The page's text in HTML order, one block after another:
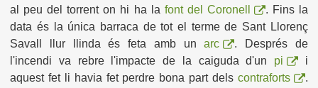
al peu del torrent on hi ha la font del Coronell
. Fins la
data és la única barraca de tot el terme de Sant Llorenç
Savall llur llinda és feta amb unarc
. Després de
l'incendi va rebre l'impacte de la caiguda d'un pi
i
aquest fet li havia fet perdre bona part dels contraforts
.